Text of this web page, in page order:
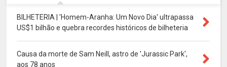
BILHETERIA | 'Homem-Aranha: Um Novo Dia' ultrapassa
US$1 bilhão e quebra recordes históricos de bilheteria
Causa da morte de Sam Neill, astro de 'Jurassic Park',
aos 78 anos